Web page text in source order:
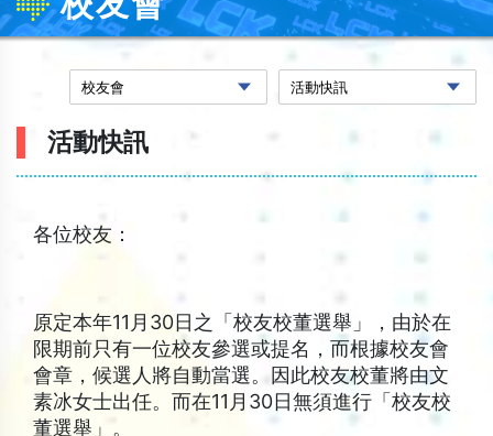
活動快訊
各位校友：
原定本年11月30日之「校友校董選舉」，由於在
限期前只有一位校友參選或提名，而根據校友會
會章，候選人將自動當選。因此校友校董將由文
素冰女士出任。而在11月30日無須進行「校友校
董選舉」。